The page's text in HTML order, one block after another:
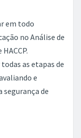
em todo
no Análise de
as etapas de
e
segurança de